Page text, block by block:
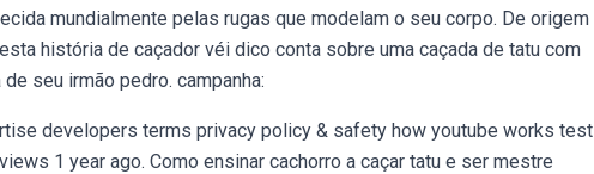
mundialmente pelas rugas que modelam o seu corpo. De origem
história de caçador véi dico conta sobre uma caçada de tatu com
seu irmão pedro. campanha:
developers terms privacy policy & safety how youtube works test
1 year ago. Como ensinar cachorro a caçar tatu e ser mestre